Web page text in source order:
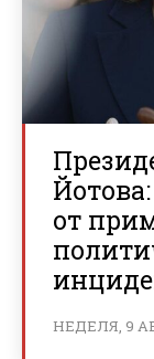
от
НЕДЕЛЯ, 9